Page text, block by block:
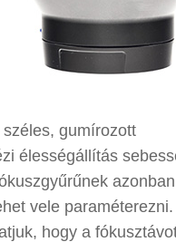
gumírozott
élességállítás
vele
hogy a